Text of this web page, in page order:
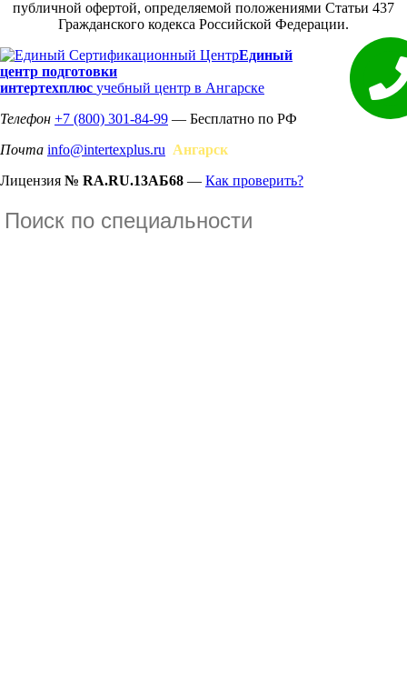
публичной офертой, определяемой положениями Статьи 437
Гражданского кодекса Российской Федерации.
Единый
центр подготовки
интертехплюс учебный центр в Ангарске
Телефон +7 (800) 301-84-99 — Бесплатно по РФ
Почта info@intertexplus.ru Ангарск
Лицензия № RA.RU.13АБ68 — Как проверить?